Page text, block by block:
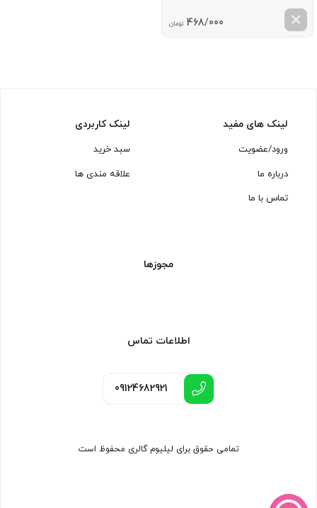
468/000 تومان
لینک های مفید
ورود/عضویت
درباره ما
تماس با ما
لینک کاربردی
سبد خرید
علاقه مندی ها
مجوزها
اطلاعات تماس
09124682921
تمامی حقوق برای لیلیوم گالری محفوظ است